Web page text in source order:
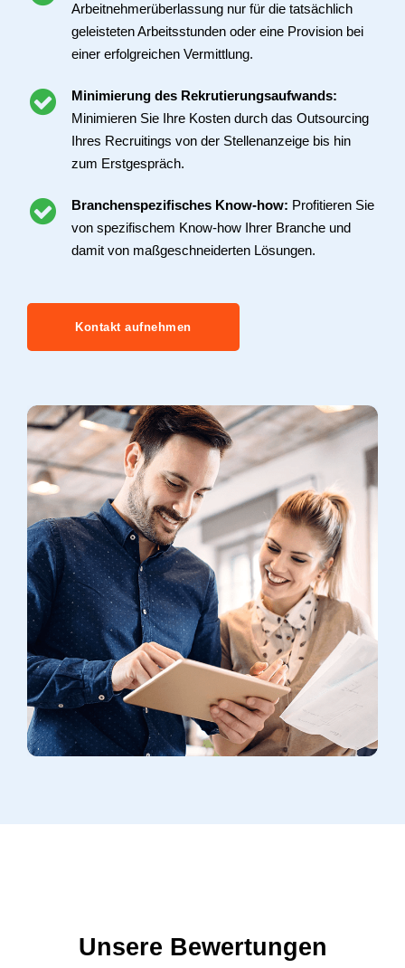
Arbeitnehmerüberlassung nur für die tatsächlich
geleisteten Arbeitsstunden oder eine Provision bei
einer erfolgreichen Vermittlung.
Minimierung des Rekrutierungsaufwands:
Minimieren Sie Ihre Kosten durch das Outsourcing
Ihres Recruitings von der Stellenanzeige bis hin
zum Erstgespräch.
Branchenspezifisches Know-how: Profitieren Sie
von spezifischem Know-how Ihrer Branche und
damit von maßgeschneiderten Lösungen.
Kontakt aufnehmen
Unsere Bewertungen